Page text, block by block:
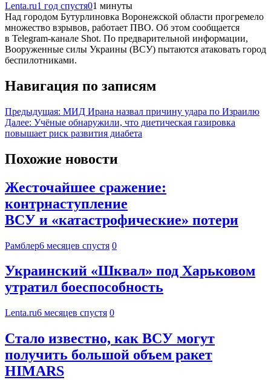
Lenta.ru1 год спустя01 минуты
Над городом Бутурлиновка Воронежской области прогремело
множество взрывов, работает ПВО. Об этом сообщается
в Telegram-канале Shot. По предварительной информации,
Вооруженные силы Украины (ВСУ) пытаются атаковать город
беспилотниками.
Навигация по записям
Предыдущая: МИД Ирана назвал причину удара по Израилю
Далее: Учёные обнаружили, что диетическая газировка
повышает риск развития диабета
Похожие новости
Жесточайшее сражение:
контрнаступление
ВСУ и «катастрофические» потери
Рамблер6 месяцев спустя 0
Украинский «Шквал» под Харьковом
утратил боеспособность
Lenta.ru6 месяцев спустя 0
Стало известно, как ВСУ могут
получить большой объем ракет
HIMARS